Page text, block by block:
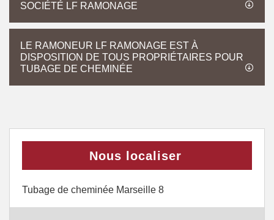
SOCIÉTÉ LF RAMONAGE
LE RAMONEUR LF RAMONAGE EST À
DISPOSITION DE TOUS PROPRIÉTAIRES POUR
TUBAGE DE CHEMINÉE
Nous localiser
Tubage de cheminée Marseille 8